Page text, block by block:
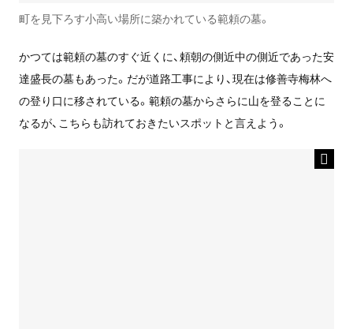
町を見下ろす小高い場所に築かれている範頼の墓。
かつては範頼の墓のすぐ近くに、頼朝の側近中の側近であった安
達盛長の墓もあった。だが道路工事により、現在は修善寺梅林へ
の登り口に移されている。範頼の墓からさらに山を登ることに
なるが、こちらも訪れておきたいスポットと言えよう。